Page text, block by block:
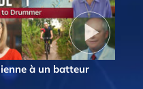
à un batteur